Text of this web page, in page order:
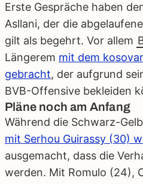
Erste Gespräche haben
Asllani, der die
gilt als begehrt. Vor allem
Längerem mit dem
gebracht, der aufgrund
BVB-Offensive bekleiden
Pläne noch am Anfang
Während die Schwarz-
mit Serhou Guirassy (30)
ausgemacht, dass die
werden. Mit Romulo (24),